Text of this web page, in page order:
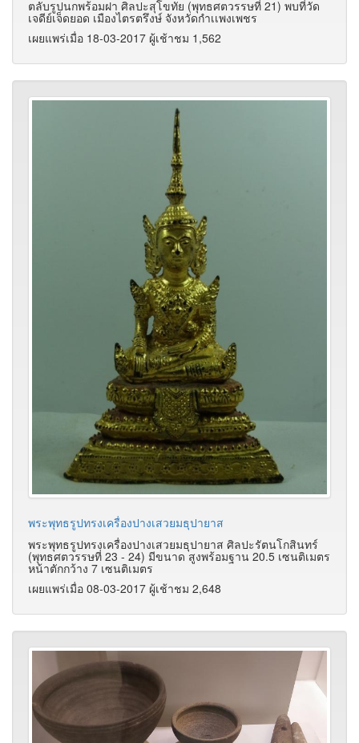
ตลับรูปนกพร้อมฝา ศิลปะสุโขทัย (พุทธศตวรรษที่ 21) พบที่วัด
เจดีย์เจ็ดยอด เมืองไตรตรึงษ์ จังหวัดกำเเพงเพชร
เผยแพร่เมื่อ 18-03-2017 ผู้เช้าชม 1,562
พระพุทธรูปทรงเครื่องปางเสวยมธุปายาส
พระพุทธรูปทรงเครื่องปางเสวยมธุปายาส ศิลปะรัตนโกสินทร์
(พุทธศตวรรษที่ 23 - 24) มีขนาด สูงพร้อมฐาน 20.5 เซนติเมตร
หน้าตักกว้าง 7 เซนติเมตร
เผยแพร่เมื่อ 08-03-2017 ผู้เช้าชม 2,648